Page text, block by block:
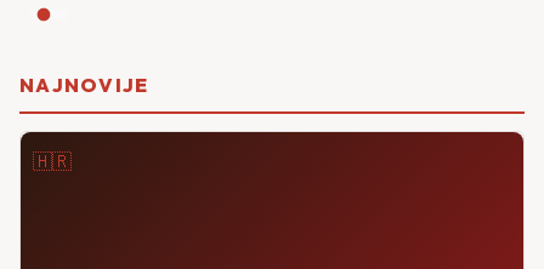
NAJNOVIJE
🇭🇷